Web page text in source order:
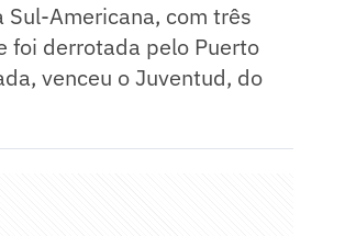
Sul-Americana, com três
foi derrotada pelo Puerto
venceu o Juventud, do